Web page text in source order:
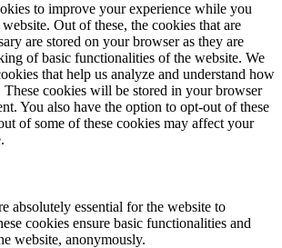
to improve your experience while you
Out of these, the cookies that are
are stored on your browser as they are
of basic functionalities of the website. We
that help us analyze and understand how
These cookies will be stored in your browser
You also have the option to opt-out of these
of some of these cookies may affect your
absolutely essential for the website to
cookies ensure basic functionalities and
website, anonymously.